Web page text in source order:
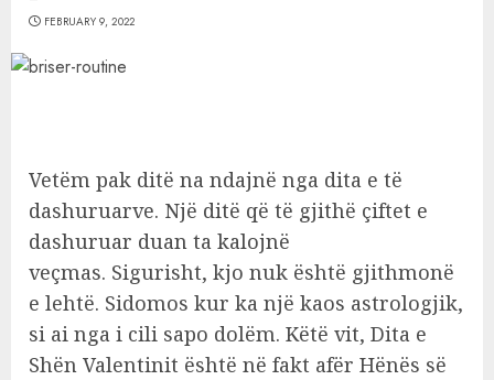
FEBRUARY 9, 2022
Vetëm pak ditë na ndajnë nga dita e të
dashuruarve. Një ditë që të gjithë çiftet e
dashuruar duan ta kalojnë
veçmas. Sigurisht, kjo nuk është gjithmonë
e lehtë. Sidomos kur ka një kaos astrologjik,
si ai nga i cili sapo dolëm. Këtë vit, Dita e
Shën Valentinit është në fakt afër Hënës së